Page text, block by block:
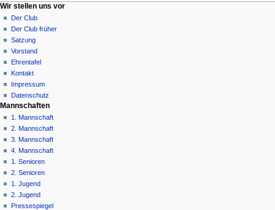
g
u
s
2
0
2
5
N
a
v
g
a
i
o
n
s
m
e
n
ü
Seitenaktionen
Seite
Diskussion
Lesen
Quelltext
anzeigen
Versionsgeschichte
Meine Werkzeuge
Anmelden
Wir stellen uns vor
Der Club
Der Club früher
Satzung
Vorstand
Ehrentafel
Kontakt
Impressum
Datenschutz
Mannschaften
1. Mannschaft
2. Mannschaft
3. Mannschaft
4. Mannschaft
1. Senioren
2. Senioren
1. Jugend
2. Jugend
Pressespiegel